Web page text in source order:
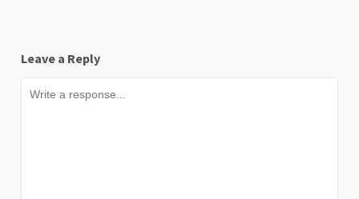
Leave a Reply